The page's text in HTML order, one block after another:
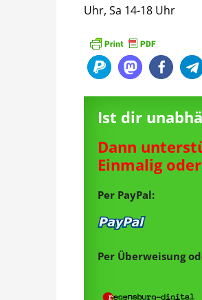
Uhr, Sa 14-18 Uhr
Ist dir
Dann
Einmalig
Per PayPal:
Per Überweisung